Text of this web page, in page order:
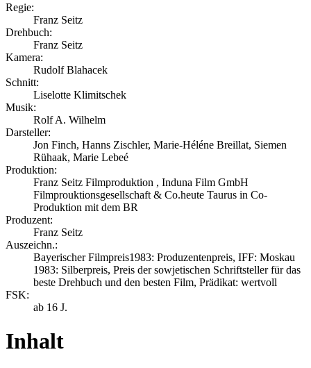
Regie:
Franz Seitz
Drehbuch:
Franz Seitz
Kamera:
Rudolf Blahacek
Schnitt:
Liselotte Klimitschek
Musik:
Rolf A. Wilhelm
Darsteller:
Jon Finch, Hanns Zischler, Marie-Héléne Breillat, Siemen
Rühaak, Marie Lebeé
Produktion:
Franz Seitz Filmproduktion , Induna Film GmbH
Filmprouktionsgesellschaft & Co.heute Taurus in Co-
Produktion mit dem BR
Produzent:
Franz Seitz
Auszeichn.:
Bayerischer Filmpreis1983: Produzentenpreis, IFF: Moskau
1983: Silberpreis, Preis der sowjetischen Schriftsteller für das
beste Drehbuch und den besten Film, Prädikat: wertvoll
FSK:
ab 16 J.
Inhalt